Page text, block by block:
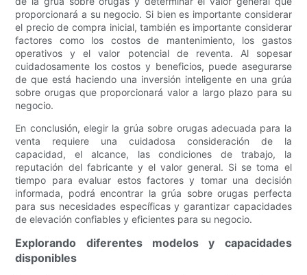
proporcionará a su negocio. Si bien es importante considerar
el precio de compra inicial, también es importante considerar
factores como los costos de mantenimiento, los gastos
operativos y el valor potencial de reventa. Al sopesar
cuidadosamente los costos y beneficios, puede asegurarse
de que está haciendo una inversión inteligente en una grúa
sobre orugas que proporcionará valor a largo plazo para su
negocio.
En conclusión, elegir la grúa sobre orugas adecuada para la
venta requiere una cuidadosa consideración de la
capacidad, el alcance, las condiciones de trabajo, la
reputación del fabricante y el valor general. Si se toma el
tiempo para evaluar estos factores y tomar una decisión
informada, podrá encontrar la grúa sobre orugas perfecta
para sus necesidades específicas y garantizar capacidades
de elevación confiables y eficientes para su negocio.
Explorando diferentes modelos y capacidades
disponibles